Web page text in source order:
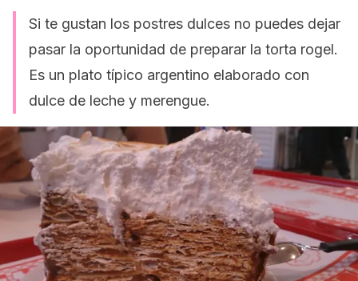
Si te gustan los postres dulces no puedes dejar
pasar la oportunidad de preparar la torta rogel.
Es un plato típico argentino elaborado con
dulce de leche y merengue.